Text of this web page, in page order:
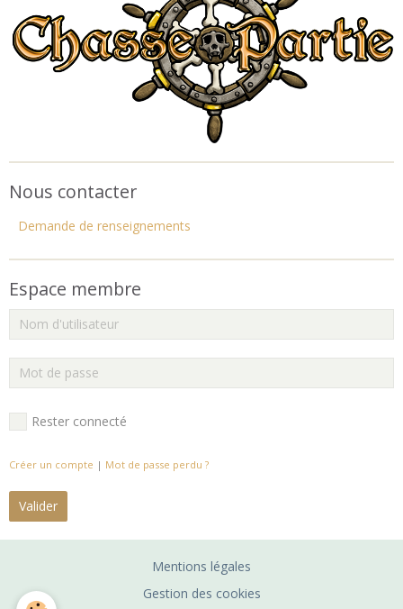
Nous contacter
Demande de renseignements
Espace membre
Rester connecté
Créer un compte | Mot de passe perdu ?
Valider
Mentions légales
Gestion des cookies